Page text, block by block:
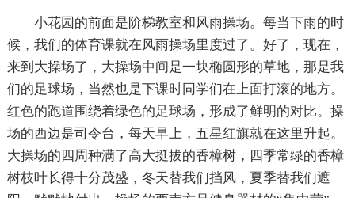
小花园的前面是阶梯教室和风雨操场。每当下雨的时
候，我们的体育课就在风雨操场里度过了。好了，现在，
来到大操场了，大操场中间是一块椭圆形的草地，那是我
们的足球场，当然也是下课时同学们在上面打滚的地方。
红色的跑道围绕着绿色的足球场，形成了鲜明的对比。操
场的西边是司令台，每天早上，五星红旗就在这里升起。
大操场的四周种满了高大挺拔的香樟树，四季常绿的香樟
树枝叶长得十分茂盛，冬天替我们挡风，夏季替我们遮